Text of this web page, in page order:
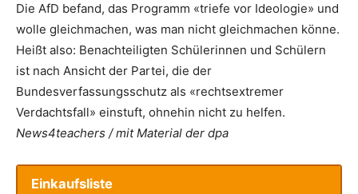
Die AfD befand, das Programm «triefe vor Ideologie» und
wolle gleichmachen, was man nicht gleichmachen könne.
Heißt also: Benachteiligten Schülerinnen und Schülern
ist nach Ansicht der Partei, die der
Bundesverfassungsschutz als «rechtsextremer
Verdachtsfall» einstuft, ohnehin nicht zu helfen.
News4teachers / mit Material der dpa
Einkaufsliste